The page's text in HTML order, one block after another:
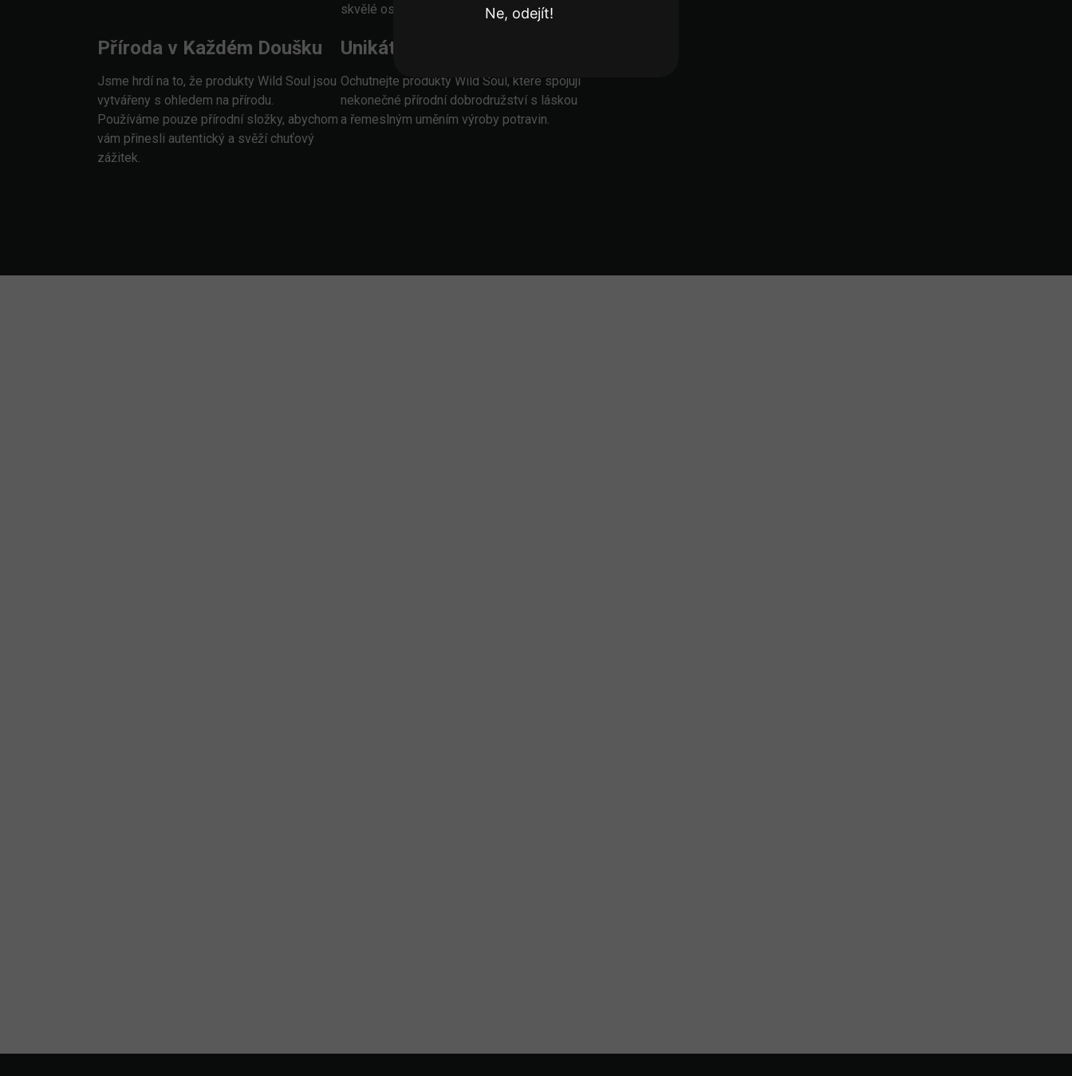
skvělé osvěžení.
Příroda v Každém Doušku
Jsme hrdí na to, že produkty Wild Soul jsou
vytvářeny s ohledem na přírodu.
Používáme pouze přírodní složky, abychom
vám přinesli autentický a svěží chuťový
zážitek.
Unikátní Chuťový Zážitek
Ochutnejte produkty Wild Soul, které spojují
nekonečné přírodní dobrodružství s láskou
a řemeslným uměním výroby potravin.
Ne, odejít!